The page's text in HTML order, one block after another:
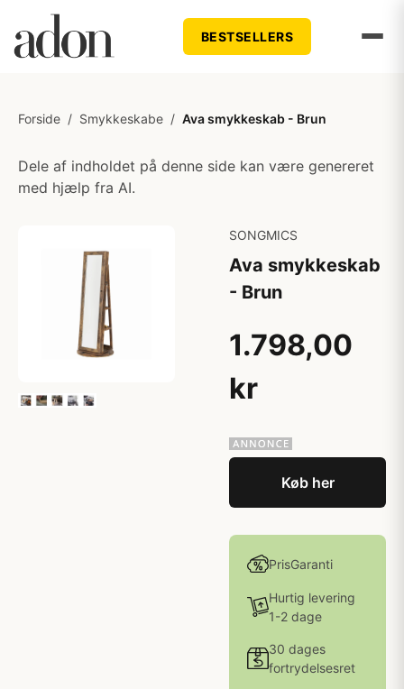
BESTSELLERS
Forside / Smykkeskabe / Ava smykkeskab - Brun
Dele af indholdet på denne side kan være genereret
med hjælp fra AI.
SONGMICS
Ava smykkeskab
- Brun
1.798,00
kr
Køb her
PrisGaranti
Hurtig levering
1-2 dage
30 dages
fortrydelsesret